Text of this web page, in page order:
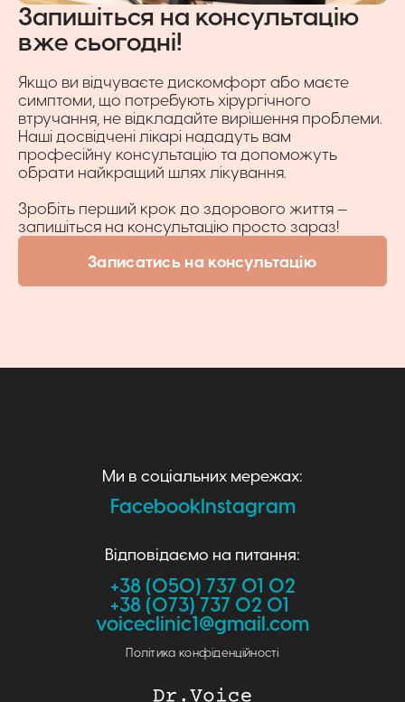
Запишіться на консультацію
вже сьогодні!
Якщо ви відчуваєте дискомфорт або маєте
симптоми, що потребують хірургічного
втручання, не відкладайте вирішення проблеми.
Наші досвідчені лікарі нададуть вам
професійну консультацію та допоможуть
обрати найкращий шлях лікування.
Зробіть перший крок до здорового життя —
запишіться на консультацію просто зараз!
Записатись на консультацію
Відповідаємо на питання:
+38 (050) 737 01 02
+38 (073) 737 02 01
voiceclinic1@gmail.com
Політика конфіденційності
Ми в соціальних мережах:
FacebookInstagram